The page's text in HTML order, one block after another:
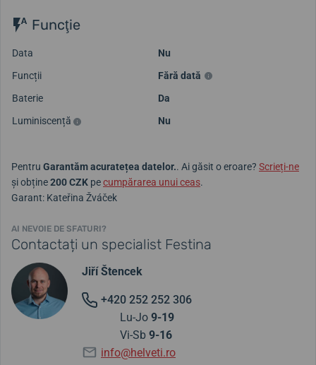
Funcţie
Data
Nu
Funcții
Fără dată
Baterie
Da
Luminiscență
Nu
Pentru Garantăm acuratețea datelor.. Ai găsit o eroare? Scrieți-ne
și obține200 CZK pecumpărarea unui ceas.
Garant: Kateřina Žváček
AI NEVOIE DE SFATURI?
Contactați un specialist Festina
Jiří Štencek
+420 252 252 306
Lu-Jo 9-19
Vi-Sb 9-16
info@helveti.ro